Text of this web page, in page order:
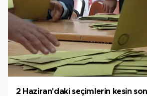
2 Haziran'daki seçimlerin kesin